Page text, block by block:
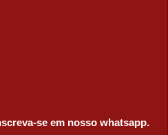
se em nosso whatsapp.